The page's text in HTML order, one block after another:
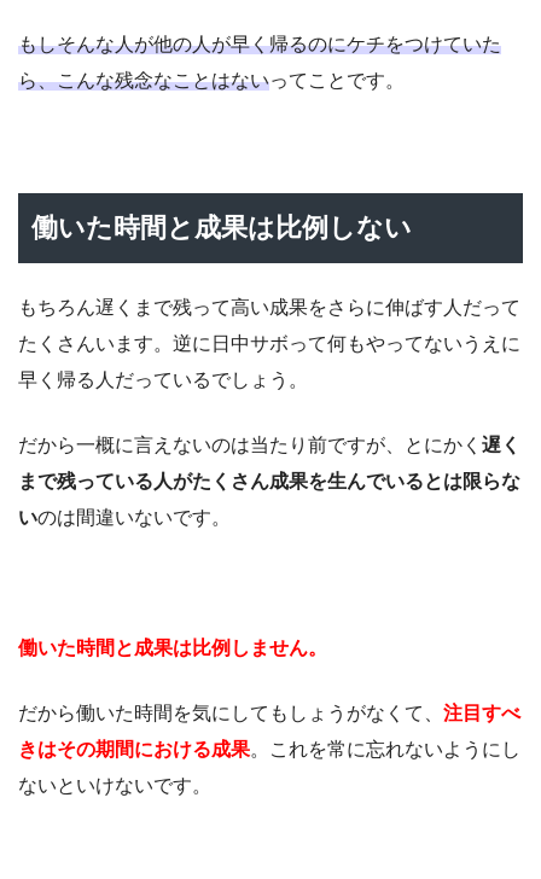
もしそんな人が他の人が早く帰るのにケチをつけていた
ら、こんな残念なことはないってことです。
働いた時間と成果は比例しない
もちろん遅くまで残って高い成果をさらに伸ばす人だって
たくさんいます。逆に日中サボって何もやってないうえに
早く帰る人だっているでしょう。
だから一概に言えないのは当たり前ですが、とにかく 遅く
まで残っている人がたくさん成果を生んでいるとは限らな
いのは間違いないです。
働いた時間と成果は比例しません。
だから働いた時間を気にしてもしょうがなくて、 注目すべ
きはその期間における成果。これを常に忘れないようにし
ないといけないです。